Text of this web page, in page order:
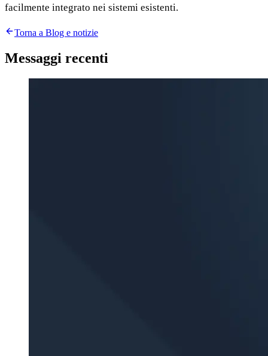
facilmente integrato nei sistemi esistenti.
Torna a Blog e notizie
Messaggi recenti